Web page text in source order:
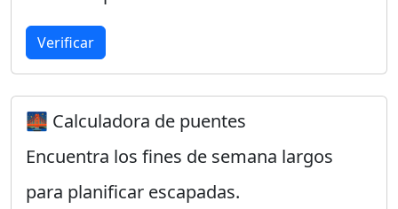
Verificar
🌉 Calculadora de puentes
Encuentra los fines de semana largos
para planificar escapadas.